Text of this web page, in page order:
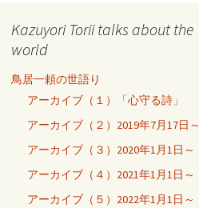
Kazuyori Torii talks about the
world
鳥居一頼の世語り
アーカイブ（１）「心守る詩」
アーカイブ（２）2019年7月17日～
アーカイブ（３）2020年1月1日～
アーカイブ（４）2021年1月1日～
アーカイブ（５）2022年1月1日～